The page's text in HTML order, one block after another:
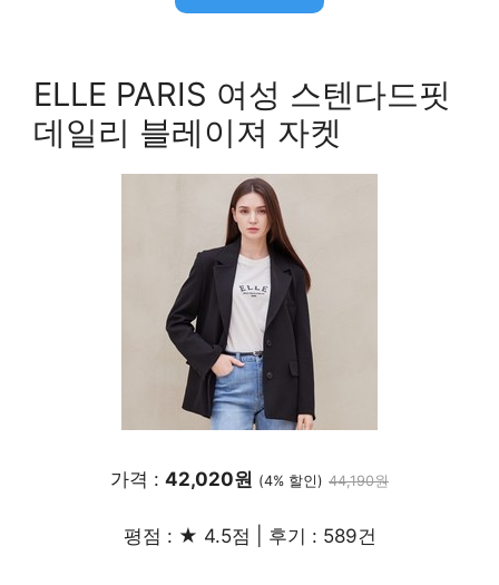
ELLE PARIS 여성 스텐다드핏
데일리 블레이져 자켓
가격 : 42,020원 (4% 할인) 44,190원
평점 : ★ 4.5점 | 후기 : 589건